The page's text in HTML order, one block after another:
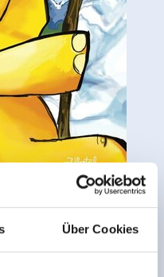
Über Cookies
overzicht